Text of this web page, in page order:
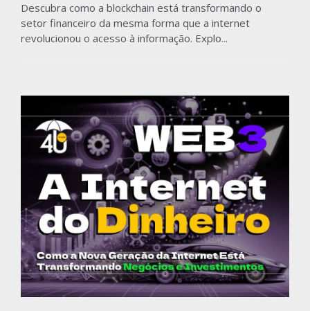
Descubra como a blockchain está transformando o
setor financeiro da mesma forma que a internet
revolucionou o acesso à informação. Explo...